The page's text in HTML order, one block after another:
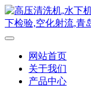
网站首页
关于我们
产品中心